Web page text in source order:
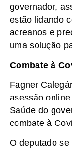
governador,
estão lidando
acreanos e
uma solução
Combate à
Fagner
asessão
Saúde do
combate à
O deputado